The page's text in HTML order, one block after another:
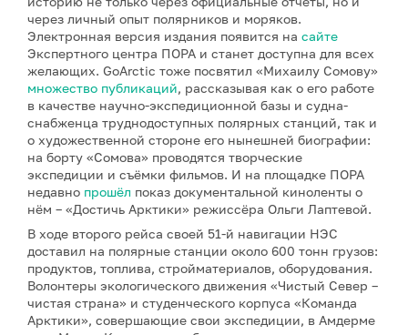
через личный опыт полярников и моряков.
Электронная версия издания появится на сайте
Экспертного центра ПОРА и станет доступна для всех
желающих. GoArctic тоже посвятил «Михаилу Сомову»
множество публикаций, рассказывая как о его работе
в качестве научно-экспедиционной базы и судна-
снабженца труднодоступных полярных станций, так и
о художественной стороне его нынешней биографии:
на борту «Сомова» проводятся творческие
экспедиции и съёмки фильмов. И на площадке ПОРА
недавно прошёл показ документальной киноленты о
нём – «Достичь Арктики» режиссёра Ольги Лаптевой.
В ходе второго рейса своей 51-й навигации НЭС
доставил на полярные станции около 600 тонн грузов:
продуктов, топлива, стройматериалов, оборудования.
Волонтеры экологического движения «Чистый Север –
чистая страна» и студенческого корпуса «Команда
Арктики», совершающие свои экспедиции, в Амдерме